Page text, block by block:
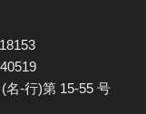
-行)第 15-55 号